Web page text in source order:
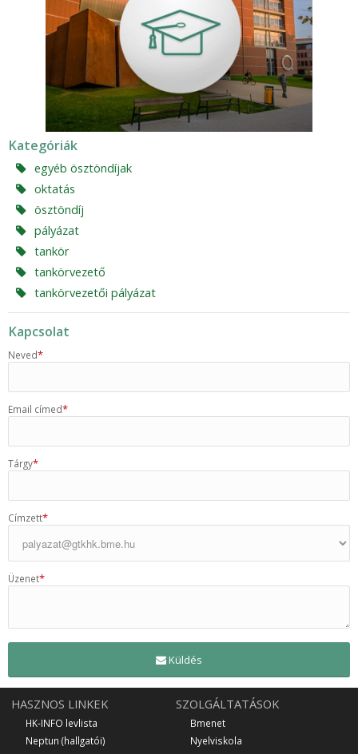
Kategóriák
egyéb ösztöndíjak
oktatás
ösztöndíj
pályázat
tankör
tankörvezető
tankörvezetői pályázat
Kapcsolat
Neved*
Email címed*
Tárgy*
Címzett*
Üzenet*
Küldés
HASZNOS LINKEK
HK-INFO levlista
Neptun (hallgatói)
SZOLGÁLTATÁSOK
Bmenet
Nyelviskola